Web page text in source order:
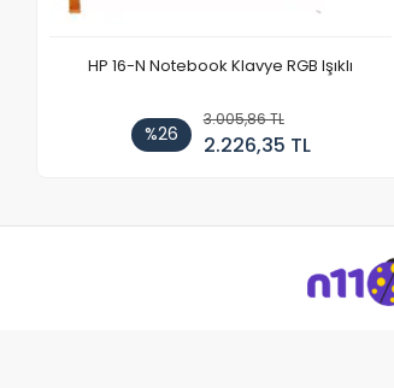
HP 16-N Notebook Klavye RGB Işıklı
%26
3.005,86 TL
2.226,35 TL